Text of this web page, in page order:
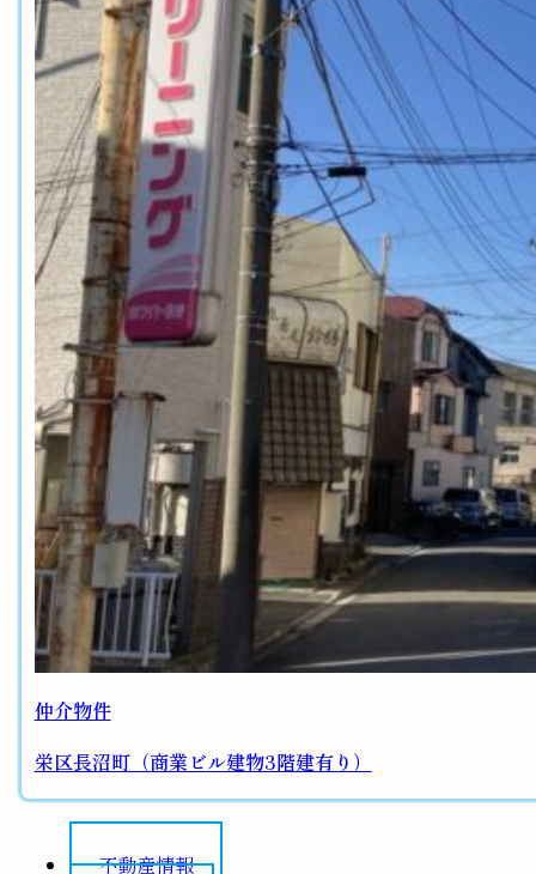
仲介物件
栄区長沼町（商業ビル建物3階建有り）
不動産情報